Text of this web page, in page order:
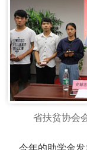
省扶贫协会